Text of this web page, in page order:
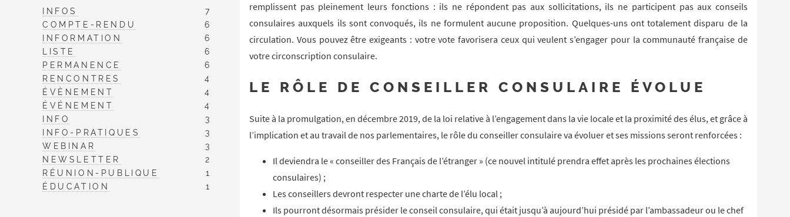
remplissent pas pleinement leurs fonctions : ils ne répondent pas aux sollicitations, ils ne participent pas aux conseils
consulaires auxquels ils sont convoqués, ils ne formulent aucune proposition. Quelques-uns ont totalement disparu de la
circulation. Vous pouvez être exigeants : votre vote favorisera ceux qui veulent s’engager pour la communauté française de
votre circonscription consulaire.
LE RÔLE DE CONSEILLER CONSULAIRE ÉVOLUE
Suite à la promulgation, en décembre 2019, de la loi relative à l’engagement dans la vie locale et la proximité des élus, et grâce à
l’implication et au travail de nos parlementaires, le rôle du conseiller consulaire va évoluer et ses missions seront renforcées :
Il deviendra le « conseiller des Français de l’étranger » (ce nouvel intitulé prendra effet après les prochaines élections
consulaires) ;
Les conseillers devront respecter une charte de l’élu local ;
Ils pourront désormais présider le conseil consulaire, qui était jusqu’à aujourd’hui présidé par l’ambassadeur ou le chef
INFOS
7
COMPTE-RENDU
6
INFORMATION
6
LISTE
6
PERMANENCE
6
RENCONTRES
4
ÉVÈNEMENT
4
ÉVÉNEMENT
4
INFO
3
INFO-PRATIQUES
3
WEBINAR
3
NEWSLETTER
2
RÉUNION-PUBLIQUE
1
ÉDUCATION
1